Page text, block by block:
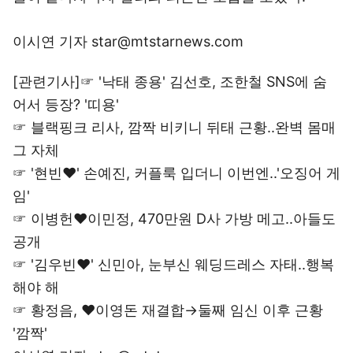
이시연 기자 star@mtstarnews.com
[관련기사]☞ '낙태 종용' 김선호, 조한철 SNS에 숨
어서 등장? '띠용'
☞ 블랙핑크 리사, 깜짝 비키니 뒤태 근황..완벽 몸매
그 자체
☞ '현빈♥' 손예진, 커플룩 입더니 이번엔..'오징어 게
임'
☞ 이병헌♥이민정, 470만원 D사 가방 메고..아들도
공개
☞ '김우빈♥' 신민아, 눈부신 웨딩드레스 자태..행복
해야 해
☞ 황정음, ♥이영돈 재결합→둘째 임신 이후 근황
'깜짝'